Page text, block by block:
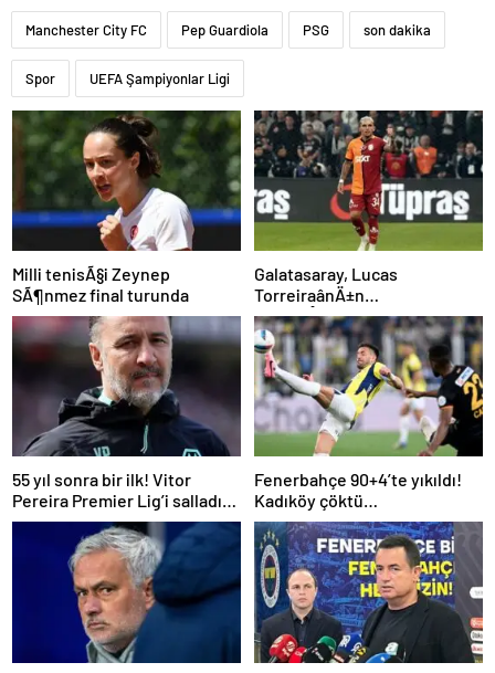
Manchester City FC Pep Guardiola PSG son dakika
Spor UEFA Şampiyonlar Ligi
Milli tenisÃ§i Zeynep
SÃ¶nmez final turunda
Galatasaray, Lucas
TorreiraânÄ±n
sÃ¶zleÅmesini uzattÄ±
55 yıl sonra bir ilk! Vitor
Pereira Premier Lig’i salladı…
Fenerbahçe 90+4’te yıkıldı!
Kadıköy çöktü…